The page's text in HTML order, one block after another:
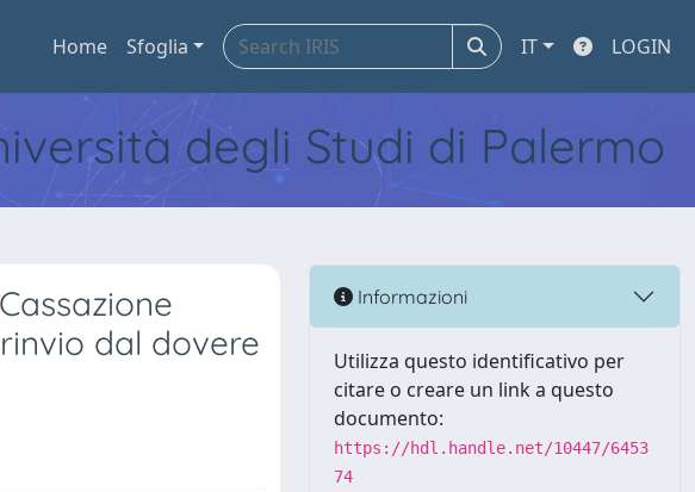
Home Sfoglia IT LOGIN
degli Studi di Palermo
dal dovere
Informazioni
Utilizza questo identificativo per
citare o creare un link a questo
documento:
https://hdl.handle.net/10447/6453
74